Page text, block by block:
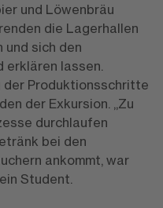
und Löwenbräu
die Lagerhallen
und sich den
erklären lassen.
der Produktionsschritte
der Exkursion. „Zu
durchlaufen
bei den
ankommt, war
Student.